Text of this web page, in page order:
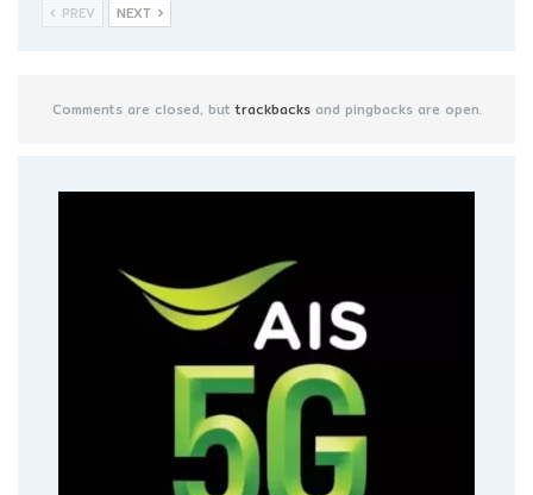
PREV NEXT
Comments are closed, buttrackbacksand pingbacks are open.